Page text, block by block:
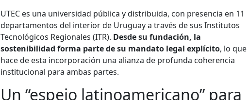
UTEC es una universidad pública y distribuida, con presencia en 11
departamentos del interior de Uruguay a través de sus Institutos
Tecnológicos Regionales (ITR). Desde su fundación, la
sostenibilidad forma parte de su mandato legal explícito, lo que
hace de esta incorporación una alianza de profunda coherencia
institucional para ambas partes.
Un “espejo latinoamericano” para